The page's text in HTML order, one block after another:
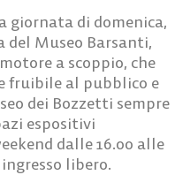
giornata di domenica,
Museo Barsanti,
a scoppio, che
fruibile al pubblico e
dei Bozzetti sempre
espositivi
dalle 16.00 alle
libero.